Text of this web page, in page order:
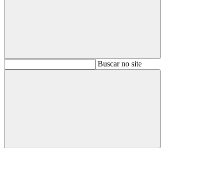
BuscarBuscar no site
Buscar